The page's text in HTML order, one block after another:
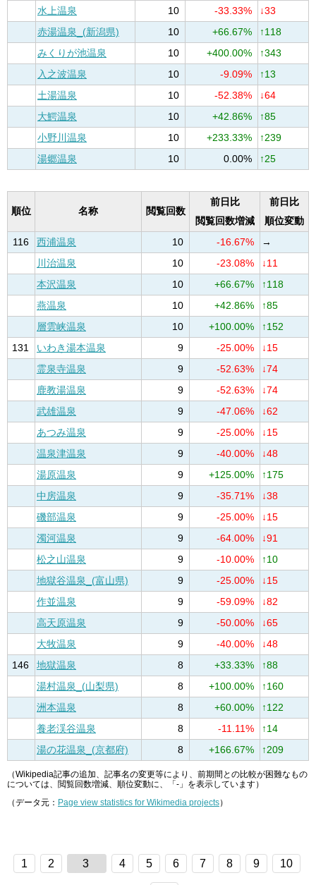
水上温泉
10 -33.33%
↓33
赤湯温泉_(新潟県)
10 +66.67%
↑118
みくりが池温泉
10 +400.00%
↑343
入之波温泉
10 -9.09%
↑13
土湯温泉
10 -52.38%
↓64
大鰐温泉
10 +42.86%
↑85
小野川温泉
10 +233.33%
↑239
湯郷温泉
10 0.00% ↑25
順位 名称 閲覧回数
前日比
閲覧回数増減
前日比
順位変動
116
西浦温泉 10 -16.67%
→
川治温泉
10 -23.08%
↓11
本沢温泉
10 +66.67%
↑118
燕温泉
10 +42.86%
↑85
層雲峡温泉
10 +100.00%
↑152
131
いわき湯本温泉 9 -25.00%
↓15
霊泉寺温泉
9 -52.63%
↓74
鹿教湯温泉
9 -52.63%
↓74
武雄温泉
9 -47.06%
↓62
あつみ温泉
9 -25.00%
↓15
温泉津温泉
9 -40.00%
↓48
湯原温泉
9 +125.00%
↑175
中房温泉
9 -35.71%
↓38
磯部温泉
9 -25.00%
↓15
濁河温泉
9 -64.00%
↓91
松之山温泉
9 -10.00%
↑10
地獄谷温泉_(富山県)
9 -25.00%
↓15
作並温泉
9 -59.09%
↓82
高天原温泉
9 -50.00%
↓65
大牧温泉
9 -40.00%
↓48
146
地獄温泉 8 +33.33%
↑88
湯村温泉_(山梨県)
8 +100.00%
↑160
洲本温泉
8 +60.00%
↑122
養老渓谷温泉
8 -11.11%
↑14
湯の花温泉_(京都府)
8 +166.67% ↑209
（Wikipedia記事の追加、記事名の変更等により、前期間との比較が困難なもの
については、閲覧回数増減、順位変動に、「-」を表示しています）
（データ元： Page view statistics for Wikimedia projects）
1 2 3 4 5 6 7 8 9 10